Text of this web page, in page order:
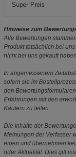
Super Preis
Hinweise zum
Alle Bewertungen
Produkt tatsächlich bei
nicht bei uns gekauft
In angemessenem
sofern sie im
den
Erfahrungen mit den
Käufern zu teilen.
Die Inhalte der
Meinungen der Verfasser
eigen und übernehmen
oder Aktualität. Dies gilt